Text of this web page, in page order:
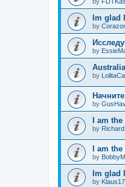
by
Im glad
by
by
by LolitaCa
by
I am
by
I am the
by
Im glad
by